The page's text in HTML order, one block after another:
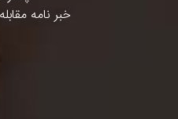
خبر نامه